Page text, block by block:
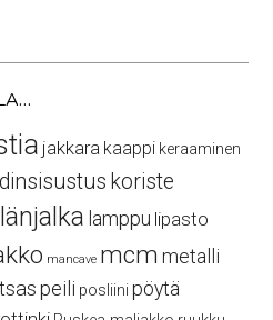
jakkara kaappi keraaminen
koriste
lamppu lipasto
mancave mcm metalli
peili posliini pöytä